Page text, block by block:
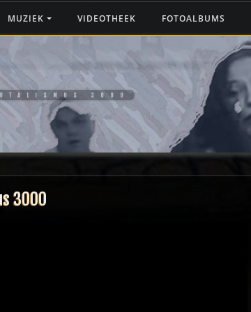
MUZIEK VIDEOTHEEK FOTOALBUMS
3000
3000